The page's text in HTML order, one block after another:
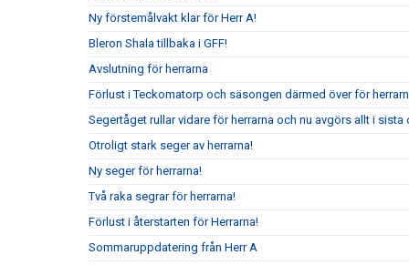
Ny förstemålvakt klar för Herr A!
Bleron Shala tillbaka i GFF!
Avslutning för herrarna
Förlust i Teckomatorp och säsongen därmed över för
Segertåget rullar vidare för herrarna och nu avgörs allt i sista
Otroligt stark seger av herrarna!
Ny seger för herrarna!
Två raka segrar för herrarna!
Förlust i återstarten för Herrarna!
Sommaruppdatering från Herr A